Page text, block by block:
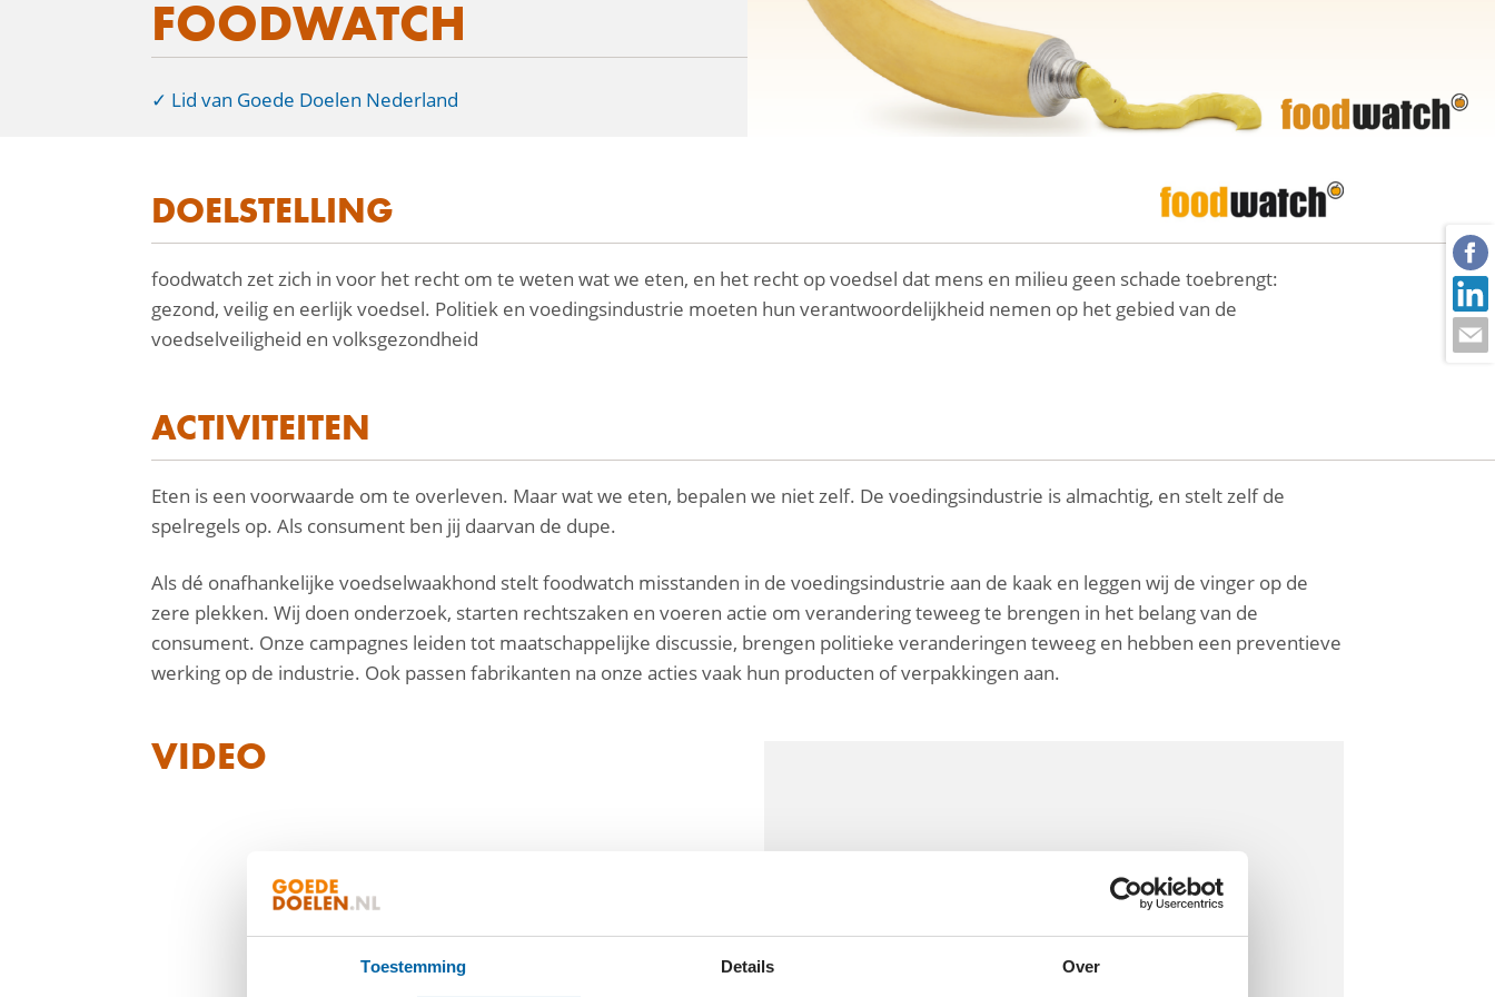
Toestemming Details Over
FOODWATCH
Lid van Goede Doelen Nederland
DOELSTELLING
foodwatch zet zich in voor het recht om te weten wat we eten, en het recht op voedsel dat mens en milieu geen schade toebrengt:
gezond, veilig en eerlijk voedsel. Politiek en voedingsindustrie moeten hun verantwoordelijkheid nemen op het gebied van de
voedselveiligheid en volksgezondheid
ACTIVITEITEN
Eten is een voorwaarde om te overleven. Maar wat we eten, bepalen we niet zelf. De voedingsindustrie is almachtig, en stelt zelf de
spelregels op. Als consument ben jij daarvan de dupe.
Als dé onafhankelijke voedselwaakhond stelt foodwatch misstanden in de voedingsindustrie aan de kaak en leggen wij de vinger op de
zere plekken. Wij doen onderzoek, starten rechtszaken en voeren actie om verandering teweeg te brengen in het belang van de
consument. Onze campagnes leiden tot maatschappelijke discussie, brengen politieke veranderingen teweeg en hebben een preventieve
werking op de industrie. Ook passen fabrikanten na onze acties vaak hun producten of verpakkingen aan.
VIDEO
facebook
linkedin
mail